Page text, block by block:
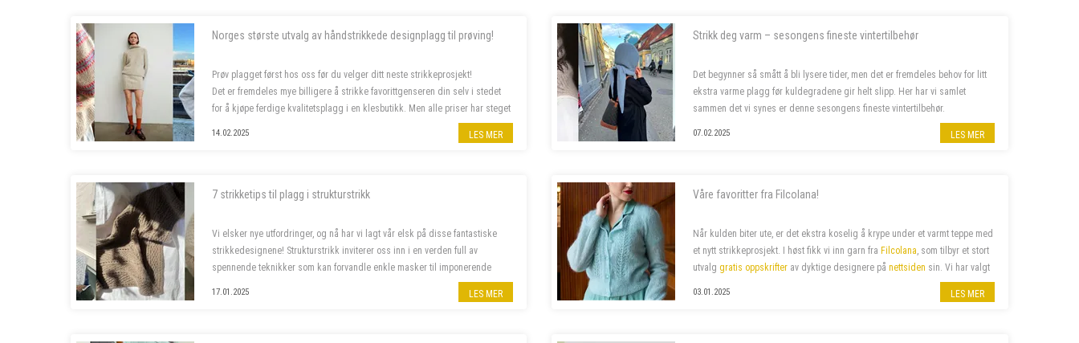
Norges største utvalg av håndstrikkede designplagg til prøving!
Prøv plagget først hos oss før du velger ditt neste strikkeprosjekt!
Det er fremdeles mye billigere å strikke favorittgenseren din selv i stedet
for å kjøpe ferdige kvalitetsplagg i en klesbutikk. Men alle priser har steget
14.02.2025 LES MER
Strikk deg varm – sesongens fineste vintertilbehør
Det begynner så smått å bli lysere tider, men det er fremdeles behov for litt
ekstra varme plagg før kuldegradene gir helt slipp. Her har vi samlet
sammen det vi synes er denne sesongens fineste vintertilbehør.
07.02.2025 LES MER
7 strikketips til plagg i strukturstrikk
Vi elsker nye utfordringer, og nå har vi lagt vår elsk på disse fantastiske
strikkedesignene! Strukturstrikk inviterer oss inn i en verden full av
spennende teknikker som kan forvandle enkle masker til imponerende
17.01.2025 LES MER
Våre favoritter fra Filcolana!
Når kulden biter ute, er det ekstra koselig å krype under et varmt teppe med
et nytt strikkeprosjekt. I høst fikk vi inn garn fraFilcolana , som tilbyr et stort
utvalggratis oppskrifter av dyktige designere pånettsiden sin. Vi har valgt
03.01.2025 LES MER